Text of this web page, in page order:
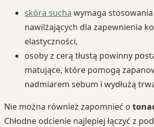
skóra sucha wymaga
nawilżających dla zapewnienia
elastyczności,
osoby z cerą tłustą powinny
matujące, które pomogą
nadmiarem sebum i wydłużą
Nie można również zapomnieć o
Chłodne odcienie najlepiej łączyć z